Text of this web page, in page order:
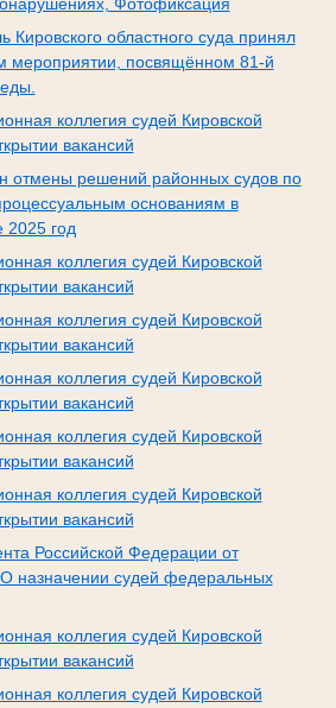
Фотофиксация
Кировского областного суда принял
мероприятии, посвящённом 81-й
коллегия судей Кировской
вакансий
отмены решений районных судов по
основаниям в
2025 год
коллегия судей Кировской
вакансий
коллегия судей Кировской
вакансий
коллегия судей Кировской
вакансий
коллегия судей Кировской
вакансий
коллегия судей Кировской
вакансий
Российской Федерации от
назначении судей федеральных
коллегия судей Кировской
вакансий
коллегия судей Кировской